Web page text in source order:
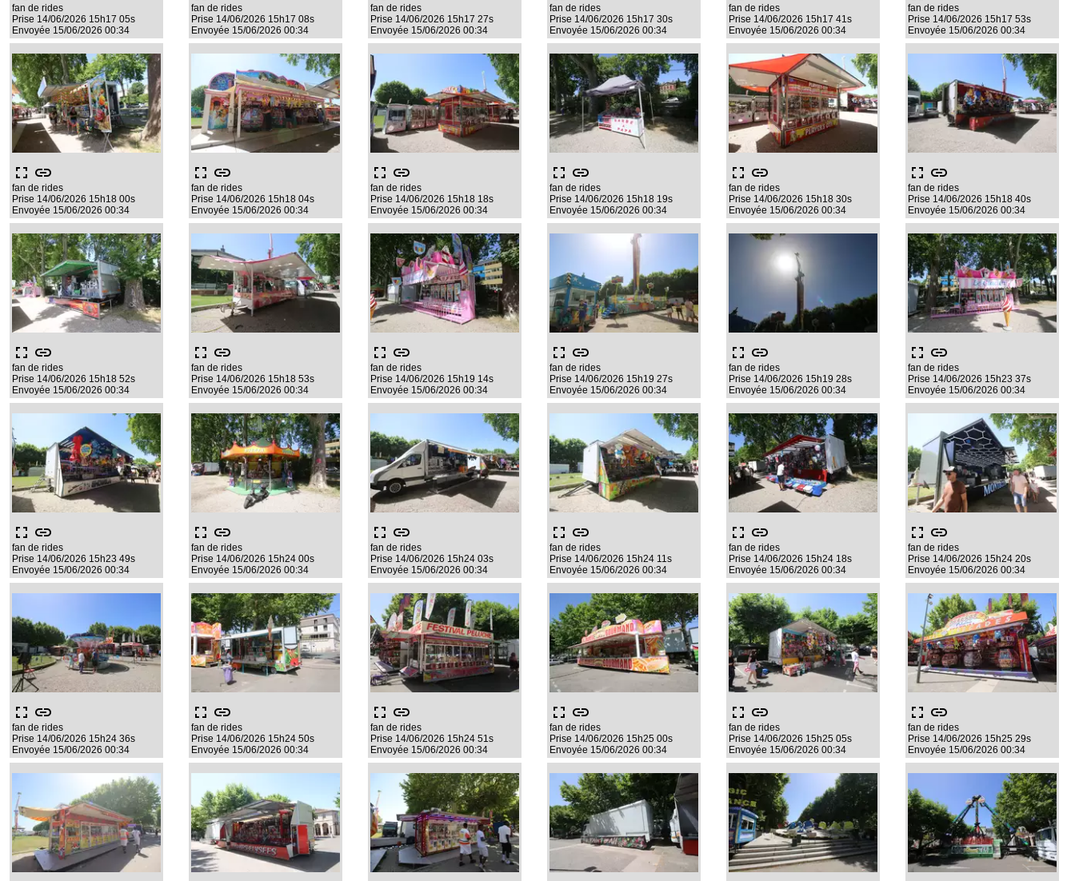
fan de rides
Prise 14/06/2026 15h17 05s
Envoyée 15/06/2026 00:34
fan de rides
Prise 14/06/2026 15h17 08s
Envoyée 15/06/2026 00:34
fan de rides
Prise 14/06/2026 15h17 27s
Envoyée 15/06/2026 00:34
fan de rides
Prise 14/06/2026 15h17 30s
Envoyée 15/06/2026 00:34
fan de rides
Prise 14/06/2026 15h17 41s
Envoyée 15/06/2026 00:34
fan de rides
Prise 14/06/2026 15h17 53s
Envoyée 15/06/2026 00:34
fullscreen link
fan de rides
Prise 14/06/2026 15h18 00s
Envoyée 15/06/2026 00:34
fullscreen link
fan de rides
Prise 14/06/2026 15h18 04s
Envoyée 15/06/2026 00:34
fullscreen link
fan de rides
Prise 14/06/2026 15h18 18s
Envoyée 15/06/2026 00:34
fullscreen link
fan de rides
Prise 14/06/2026 15h18 19s
Envoyée 15/06/2026 00:34
fullscreen link
fan de rides
Prise 14/06/2026 15h18 30s
Envoyée 15/06/2026 00:34
fullscreen link
fan de rides
Prise 14/06/2026 15h18 40s
Envoyée 15/06/2026 00:34
fullscreen link
fan de rides
Prise 14/06/2026 15h18 52s
Envoyée 15/06/2026 00:34
fullscreen link
fan de rides
Prise 14/06/2026 15h18 53s
Envoyée 15/06/2026 00:34
fullscreen link
fan de rides
Prise 14/06/2026 15h19 14s
Envoyée 15/06/2026 00:34
fullscreen link
fan de rides
Prise 14/06/2026 15h19 27s
Envoyée 15/06/2026 00:34
fullscreen link
fan de rides
Prise 14/06/2026 15h19 28s
Envoyée 15/06/2026 00:34
fullscreen link
fan de rides
Prise 14/06/2026 15h23 37s
Envoyée 15/06/2026 00:34
fullscreen link
fan de rides
Prise 14/06/2026 15h23 49s
Envoyée 15/06/2026 00:34
fullscreen link
fan de rides
Prise 14/06/2026 15h24 00s
Envoyée 15/06/2026 00:34
fullscreen link
fan de rides
Prise 14/06/2026 15h24 03s
Envoyée 15/06/2026 00:34
fullscreen link
fan de rides
Prise 14/06/2026 15h24 11s
Envoyée 15/06/2026 00:34
fullscreen link
fan de rides
Prise 14/06/2026 15h24 18s
Envoyée 15/06/2026 00:34
fullscreen link
fan de rides
Prise 14/06/2026 15h24 20s
Envoyée 15/06/2026 00:34
fullscreen link
fan de rides
Prise 14/06/2026 15h24 36s
Envoyée 15/06/2026 00:34
fullscreen link
fan de rides
Prise 14/06/2026 15h24 50s
Envoyée 15/06/2026 00:34
fullscreen link
fan de rides
Prise 14/06/2026 15h24 51s
Envoyée 15/06/2026 00:34
fullscreen link
fan de rides
Prise 14/06/2026 15h25 00s
Envoyée 15/06/2026 00:34
fullscreen link
fan de rides
Prise 14/06/2026 15h25 05s
Envoyée 15/06/2026 00:34
fullscreen link
fan de rides
Prise 14/06/2026 15h25 29s
Envoyée 15/06/2026 00:34